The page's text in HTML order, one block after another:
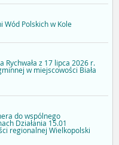
Wód Polskich w Kole
z 17 lipca 2026 r.
w miejscowości Biała
do wspólnego
Działania 15.01
regionalnej Wielkopolski